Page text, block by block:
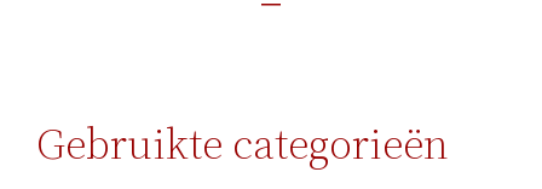
Gebruikte categorieën